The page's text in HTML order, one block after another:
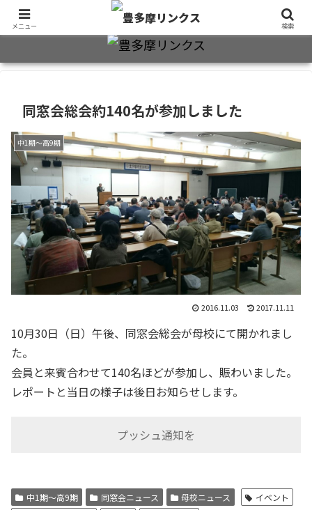
旧制十三中・都立豊多摩高卒業生2万7千人のための同窓会公式サイト
同窓会総会約140名が参加しました
中1期～高9期
2016.11.03 2017.11.11
10月30日（日）午後、同窓会総会が母校にて開かれまし
た。
会員と来賓合わせて140名ほどが参加し、賑わいました。
レポートと当日の様子は後日お知らせします。
プッシュ通知を
中1期～高9期 同窓会ニュース 母校ニュース
イベント
メニュー 検索